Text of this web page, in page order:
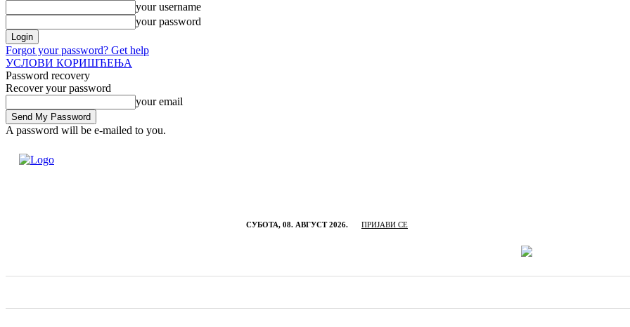
your username
your password
Forgot your password? Get help
УСЛОВИ КОРИШЋЕЊА
Password recovery
Recover your password
your email
A password will be e-mailed to you.
СУБОТА, 08. АВГУСТ 2026. ПРИЈАВИ СЕ